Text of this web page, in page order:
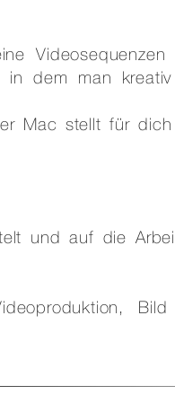
Videosequenzen
in dem man
Mac stellt für dich
und auf die
Bild